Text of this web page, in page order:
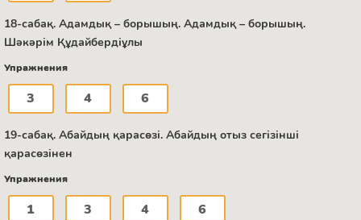
18-сабақ. Адамдық – борышың. Адамдық – борышың.
Шәкәрім Құдайбердіұлы
Упражнения
3 4 6
19-сабақ. Абайдың қарасөзі. Абайдың отыз сегізінші
қарасөзінен
Упражнения
1 3 4 6